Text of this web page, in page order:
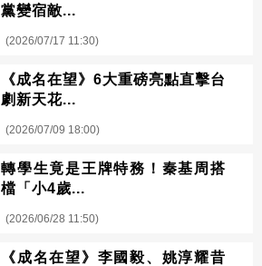
黨變宿敵...
(2026/07/17 11:30)
《成名在望》6大重磅亮點直擊台
劇新天花...
(2026/07/09 18:00)
轉學生竟是王牌特務！秦基周搭
檔「小4歲...
(2026/06/28 11:50)
《成名在望》李國毅、姚淳耀昔